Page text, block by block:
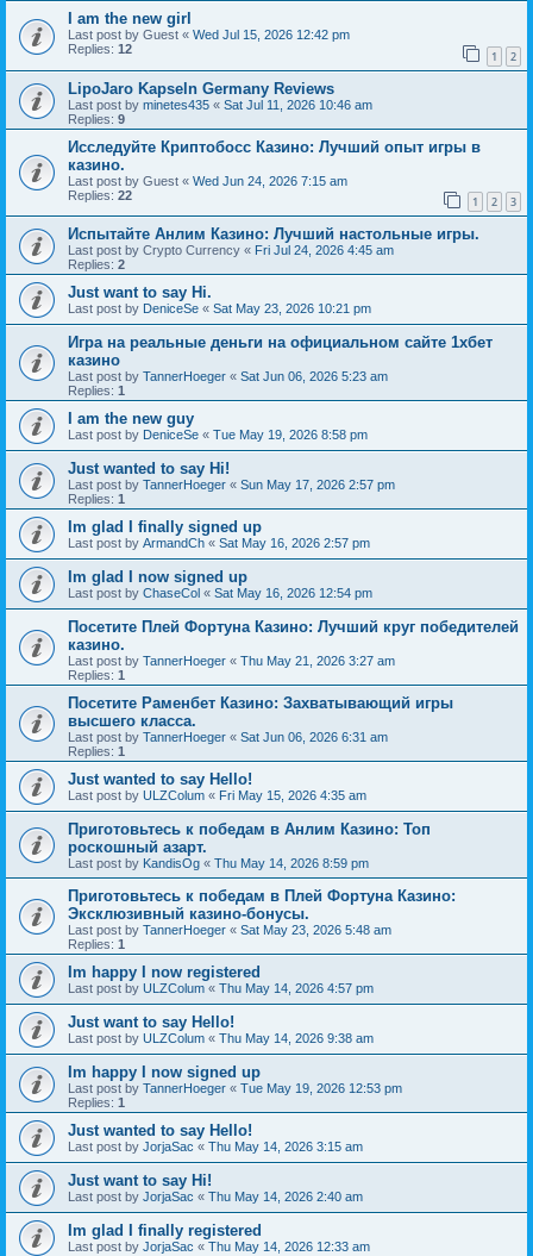
I am the new girl
Last post by Guest « Wed Jul 15, 2026 12:42 pm
Replies: 12 1 2
LipoJaro Kapseln Germany Reviews
Last post by minetes435 « Sat Jul 11, 2026 10:46 am
Replies: 9
Исследуйте Криптобосс Казино: Лучший опыт игры в
казино.
Last post by Guest « Wed Jun 24, 2026 7:15 am
Replies: 22 1 2 3
Испытайте Анлим Казино: Лучший настольные игры.
Last post by Crypto Currency « Fri Jul 24, 2026 4:45 am
Replies: 2
Just want to say Hi.
Last post by DeniceSe « Sat May 23, 2026 10:21 pm
Игра на реальные деньги на официальном сайте 1хбет
казино
Last post by TannerHoeger « Sat Jun 06, 2026 5:23 am
Replies: 1
I am the new guy
Last post by DeniceSe « Tue May 19, 2026 8:58 pm
Just wanted to say Hi!
Last post by TannerHoeger « Sun May 17, 2026 2:57 pm
Replies: 1
Im glad I finally signed up
Last post by ArmandCh « Sat May 16, 2026 2:57 pm
Im glad I now signed up
Last post by ChaseCol « Sat May 16, 2026 12:54 pm
Посетите Плей Фортуна Казино: Лучший круг победителей
казино.
Last post by TannerHoeger « Thu May 21, 2026 3:27 am
Replies: 1
Посетите Раменбет Казино: Захватывающий игры
высшего класса.
Last post by TannerHoeger « Sat Jun 06, 2026 6:31 am
Replies: 1
Just wanted to say Hello!
Last post by ULZColum « Fri May 15, 2026 4:35 am
Приготовьтесь к победам в Анлим Казино: Топ
роскошный азарт.
Last post by KandisOg « Thu May 14, 2026 8:59 pm
Приготовьтесь к победам в Плей Фортуна Казино:
Эксклюзивный казино-бонусы.
Last post by TannerHoeger « Sat May 23, 2026 5:48 am
Replies: 1
Im happy I now registered
Last post by ULZColum « Thu May 14, 2026 4:57 pm
Just want to say Hello!
Last post by ULZColum « Thu May 14, 2026 9:38 am
Im happy I now signed up
Last post by TannerHoeger « Tue May 19, 2026 12:53 pm
Replies: 1
Just wanted to say Hello!
Last post by JorjaSac « Thu May 14, 2026 3:15 am
Just want to say Hi!
Last post by JorjaSac « Thu May 14, 2026 2:40 am
Im glad I finally registered
Last post by JorjaSac « Thu May 14, 2026 12:33 am